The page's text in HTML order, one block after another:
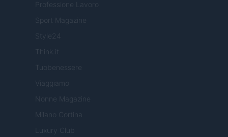
Professione Lavoro
Sport Magazine
Style24
Think.it
Tuobenessere
Viaggiamo
Nonne Magazine
Milano Cortina
Luxury Club